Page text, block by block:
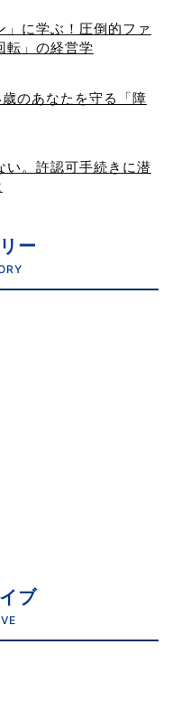
」に学ぶ！圧倒的ファ
転」の経営学
のあなたを守る「障
い。許認可手続きに潜
ー
ブ